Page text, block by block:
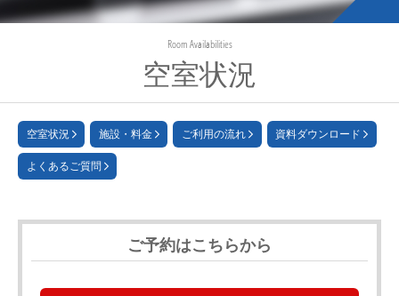
空室状況
Room Availabilities
空室状況 施設・料金 ご利用の流れ 資料ダウンロード
よくあるご質問
ご予約はこちらから